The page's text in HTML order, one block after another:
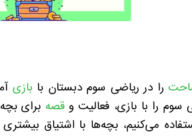
را در ریاضی سوم دبستان با بازی
را با بازی، فعالیت و قصه برای
می‌کنیم، بچه‌ها با اشتیاق